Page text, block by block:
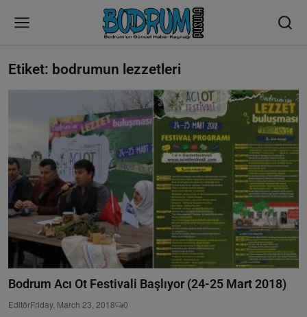
Etiket: bodrumun lezzetleri
Bodrum Acı Ot Festivali Başlıyor (24-25 Mart 2018)
EditörFriday, March 23, 2018 0